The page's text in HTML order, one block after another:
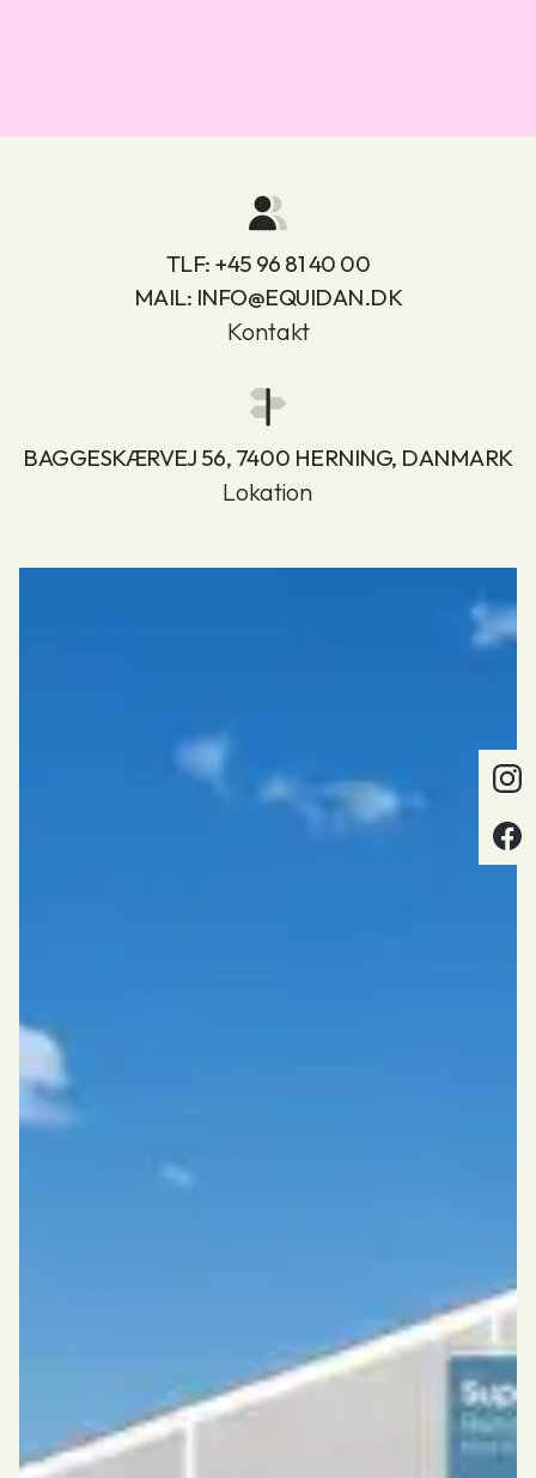
TLF: +45 96 81 40 00
MAIL: INFO@EQUIDAN.DK
Kontakt
BAGGESKÆRVEJ 56, 7400 HERNING, DANMARK
Lokation